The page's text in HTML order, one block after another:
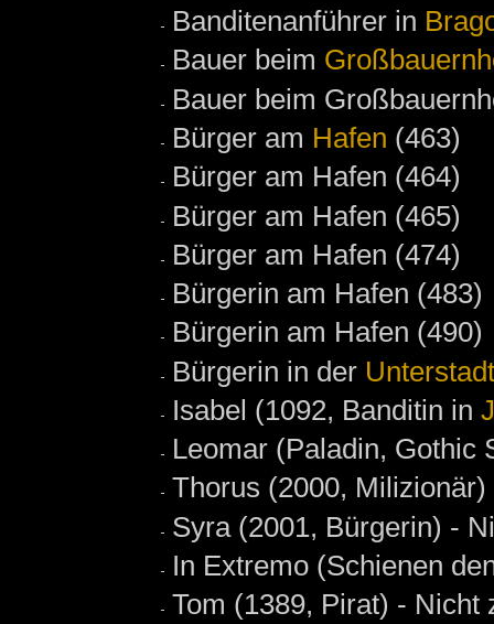
Banditenanführer in
Bauer beim
Bauer beim
Bürger am Hafen (463)
Bürger am Hafen (464)
Bürger am Hafen (465)
Bürger am Hafen (474)
Bürgerin am Hafen (483)
Bürgerin am Hafen (490)
Bürgerin in der Unterstadt
Isabel (1092, Banditin in
Leomar (Paladin, Gothic
Thorus (2000, Milizionär)
Syra (2001, Bürgerin) -
In Extremo (Schienen
Tom (1389, Pirat) -